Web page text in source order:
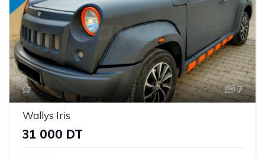
7
Wallys Iris
31 000 DT